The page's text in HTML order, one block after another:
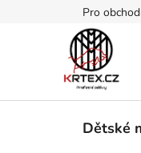
Pro
Dětské